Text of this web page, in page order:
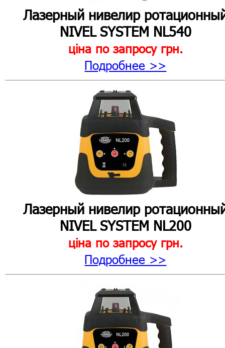
Лазерный нивелир
NIVEL SYSTEM NL540
ціна по запросугрн.
Подробнее >>
Лазерный нивелир
NIVEL SYSTEM NL200
ціна по запросугрн.
Подробнее >>